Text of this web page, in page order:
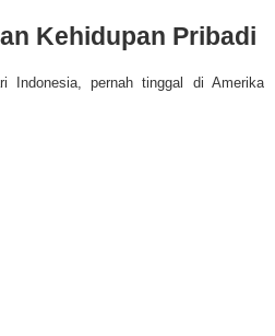
Kehidupan Pribadi
Indonesia, pernah tinggal di Amerika